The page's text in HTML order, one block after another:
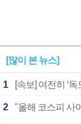
[많이 본 뉴스]
1
2 "올해 코스피 사